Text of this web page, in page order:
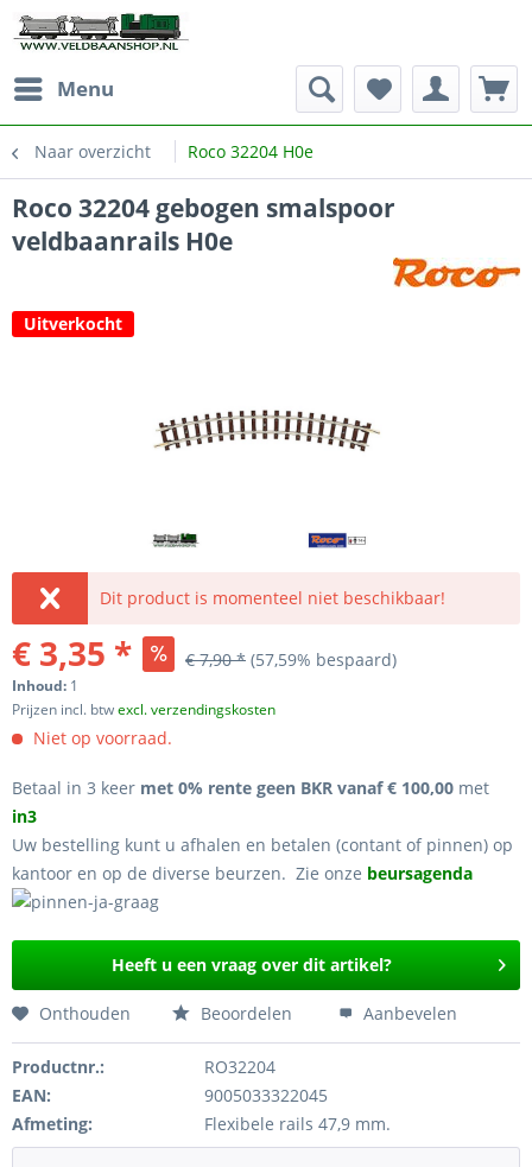
Menu
Naar overzicht Roco 32204 H0e
Roco 32204 gebogen smalspoor
veldbaanrails H0e
Uitverkocht
Dit product is momenteel niet beschikbaar!
€ 3,35 * € 7,90 * (57,59% bespaard)
Inhoud: 1
Prijzen incl. btwexcl. verzendingskosten
Niet op voorraad.
Betaal in 3 keer met 0% rente geen BKR vanaf € 100,00 met
in3
Uw bestelling kunt u afhalen en betalen (contant of pinnen) op
kantoor en op de diverse beurzen. Zie onze beursagenda
Heeft u een vraag over dit artikel?
Onthouden Beoordelen Aanbevelen
Productnr.:
RO32204
EAN:
9005033322045
Afmeting:
Flexibele rails 47,9 mm.